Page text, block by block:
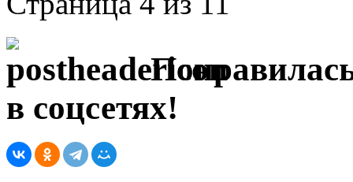
в соцсетях!